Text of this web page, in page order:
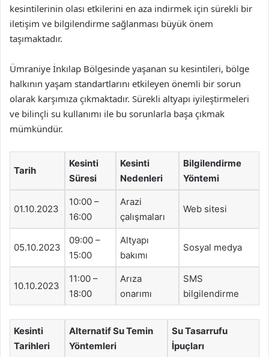
kesintilerinin olası etkilerini en aza indirmek için sürekli bir
iletişim ve bilgilendirme sağlanması büyük önem
taşımaktadır.
Ümraniye İnkılap Bölgesinde yaşanan su kesintileri, bölge
halkının yaşam standartlarını etkileyen önemli bir sorun
olarak karşımıza çıkmaktadır. Sürekli altyapı iyileştirmeleri
ve bilinçli su kullanımı ile bu sorunlarla başa çıkmak
mümkündür.
Tarih
Kesinti
Süresi
Kesinti
Nedenleri
Bilgilendirme
Yöntemi
01.10.2023
10:00 –
16:00
Arazi
çalışmaları
Web sitesi
05.10.2023
09:00 –
15:00
Altyapı
bakımı
Sosyal medya
10.10.2023
11:00 –
18:00
Arıza
onarımı
SMS
bilgilendirme
Kesinti
Tarihleri
Alternatif Su Temin
Yöntemleri
Su Tasarrufu
İpuçları